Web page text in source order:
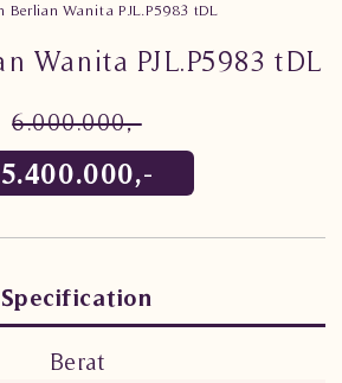
Berlian Wanita PJL.P5983 tDL
Wanita PJL.P5983 tDL
6.000.000,-
5.400.000,-
Specification
Berat